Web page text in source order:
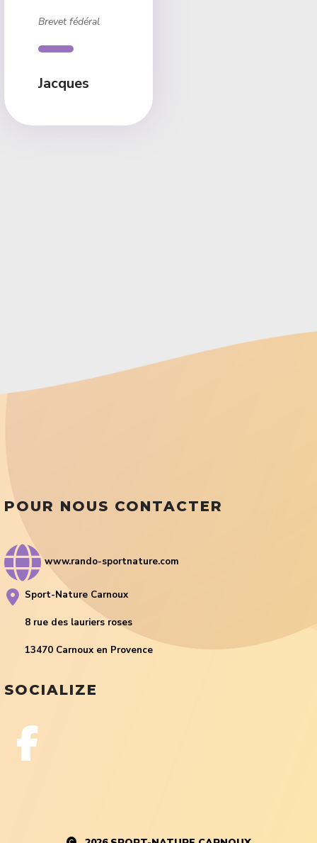
Brevet fédéral
Jacques
POUR NOUS CONTACTER
www.rando-sportnature.com
Sport-Nature Carnoux
8 rue des lauriers roses
13470 Carnoux en Provence
SOCIALIZE